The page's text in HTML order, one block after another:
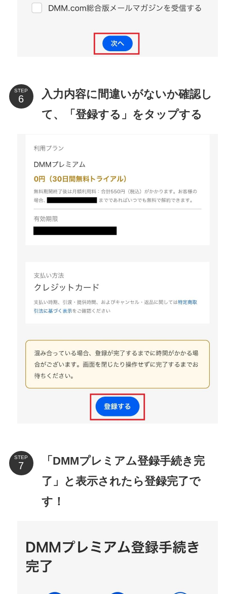
STEP
入力内容に間違いがないか確認し
て、「登録する」をタップする
STEP
「DMMプレミアム登録手続き完
了」と表示されたら登録完了で
す！